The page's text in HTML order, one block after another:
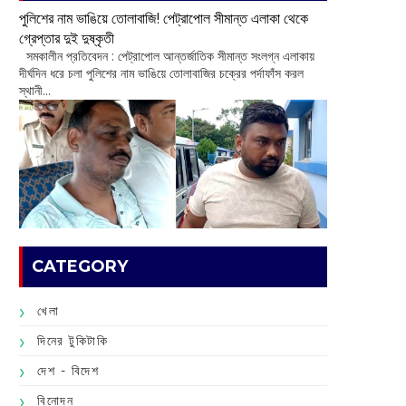
পুলিশের নাম ভাঙিয়ে তোলাবাজি! পেট্রাপোল সীমান্ত এলাকা থেকে
গ্রেপ্তার দুই দুষ্কৃতী
সমকালীন প্রতিবেদন : পেট্রাপোল আন্তর্জাতিক সীমান্ত সংলগ্ন এলাকায়
দীর্ঘদিন ধরে চলা পুলিশের নাম ভাঙিয়ে তোলাবাজির চক্রের পর্দাফাঁস করল
স্থানী...
CATEGORY
খেলা
দিনের টুকিটাকি
দেশ - বিদেশ
বিনোদন